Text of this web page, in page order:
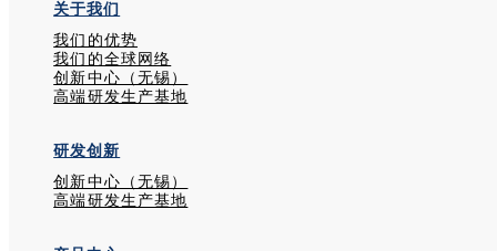
关于我们
我们的优势
我们的全球网络
创新中心（无锡）
高端研发生产基地
研发创新
创新中心（无锡）
高端研发生产基地